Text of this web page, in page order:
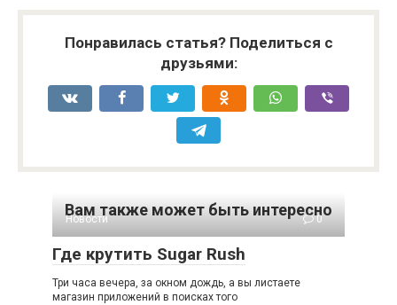
Понравилась статья? Поделиться с
друзьями:
Вам также может быть интересно
Новости 0
Где крутить Sugar Rush
Три часа вечера, за окном дождь, а вы листаете
магазин приложений в поисках того